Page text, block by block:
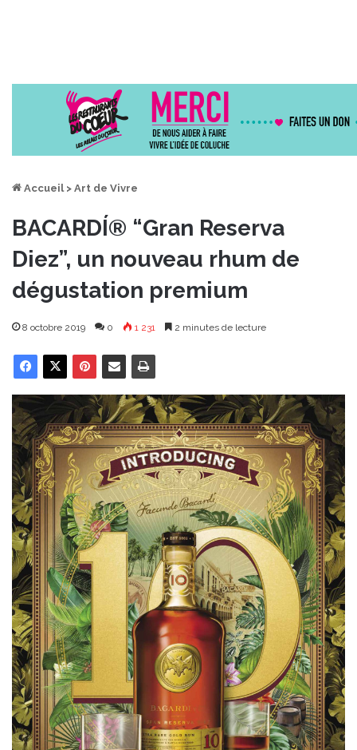
Accueil > Art de Vivre
BACARDÍ® “Gran Reserva
Diez”, un nouveau rhum de
dégustation premium
8 octobre 2019 0 1 231 2 minutes de lecture